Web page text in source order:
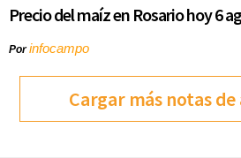
Precio del maíz en Rosario hoy 6
Porinfocampo
Cargar más notas